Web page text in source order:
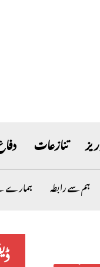
تنازعات
ہم سے رابطہ ہمارے